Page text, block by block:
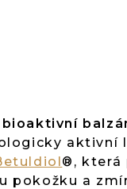
bioaktivní
aktivní
®, která
pokožku a